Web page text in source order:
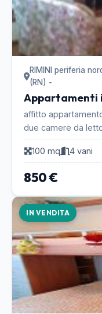
RIMINI periferia
(RN) -
Appartamenti
affitto
due camere da
con camino,
autonomo...
100 mq 4 vani
850 €
IN VENDITA